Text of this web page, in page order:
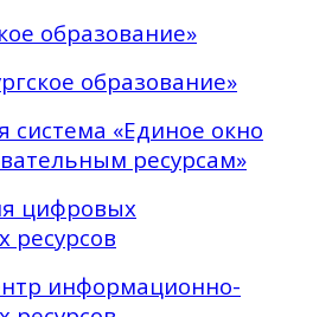
образование»
образование»
«Единое окно
ресурсам»
цифровых
ресурсов
информационно-